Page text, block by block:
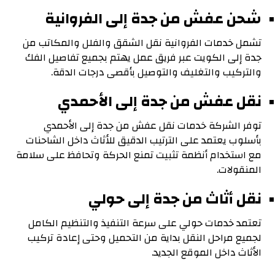
شحن عفش من جدة إلى الفروانية
تشمل خدمات الفروانية نقل الشقق والفلل والمكاتب من
جدة إلى الكويت عبر فريق عمل يهتم بجميع تفاصيل الفك
والتركيب والتغليف والتوصيل بأقصى درجات الدقة.
نقل عفش من جدة إلى الأحمدي
توفر الشركة خدمات نقل عفش من جدة إلى الأحمدي
بأسلوب يعتمد على الترتيب الدقيق للأثاث داخل الشاحنات
مع استخدام أنظمة تثبيت تمنع الحركة وتحافظ على سلامة
المنقولات.
نقل أثاث من جدة إلى حولي
تعتمد خدمات حولي على سرعة التنفيذ والتنظيم الكامل
لجميع مراحل النقل بداية من التحميل وحتى إعادة تركيب
الأثاث داخل الموقع الجديد.